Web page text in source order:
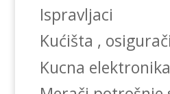
Ispravljaci
Kućišta ,
Kucna elektronika